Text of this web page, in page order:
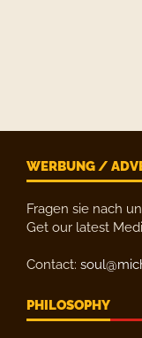
WERBUNG /
Fragen sie nach
Get our latest
Contact:
PHILOSOPHY